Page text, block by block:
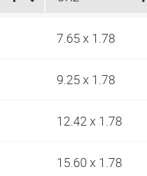
7.65 x 1.78
9.25 x 1.78
12.42 x 1.78
15.60 x 1.78